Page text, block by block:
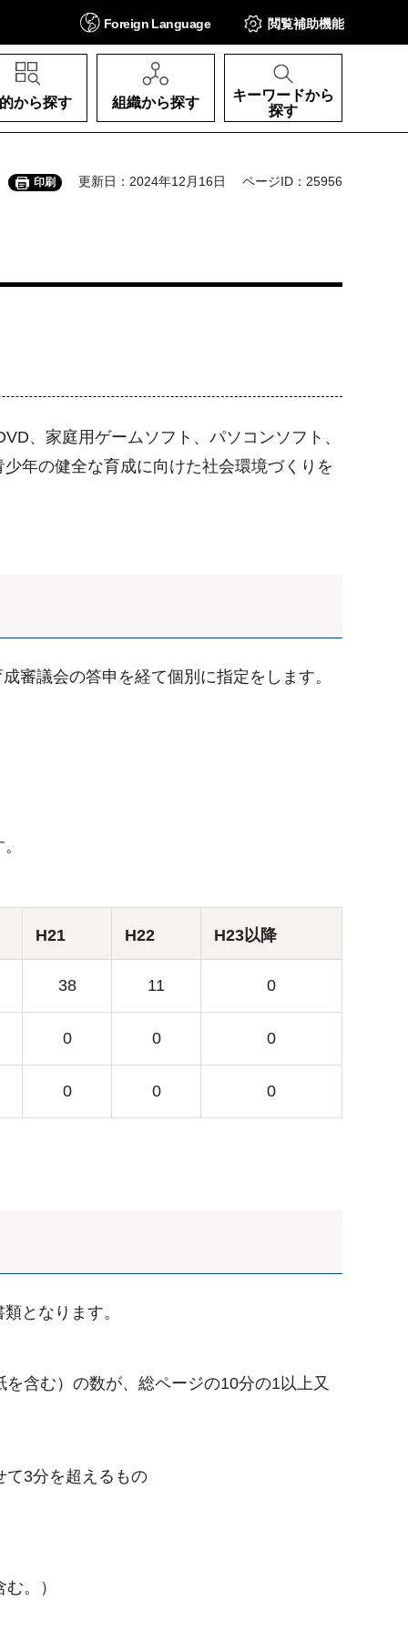
Foreign Language 閲覧補助機能
から探す 組織から探す
キーワードから
探す
印刷 更新日：2024年12月16日 ページID：25956
、家庭用ゲームソフト、パソコンソフト、
年の健全な育成に向けた社会環境づくりを
審議会の答申を経て個別に指定をします。
H21 H22 H23以降
38 11 0
0 0 0
0 0 0
となります。
含む）の数が、総ページの10分の1以上又
て3分を超えるもの
。）